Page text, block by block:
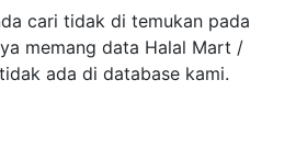
cari tidak di temukan pada
memang data Halal Mart /
ada di database kami.